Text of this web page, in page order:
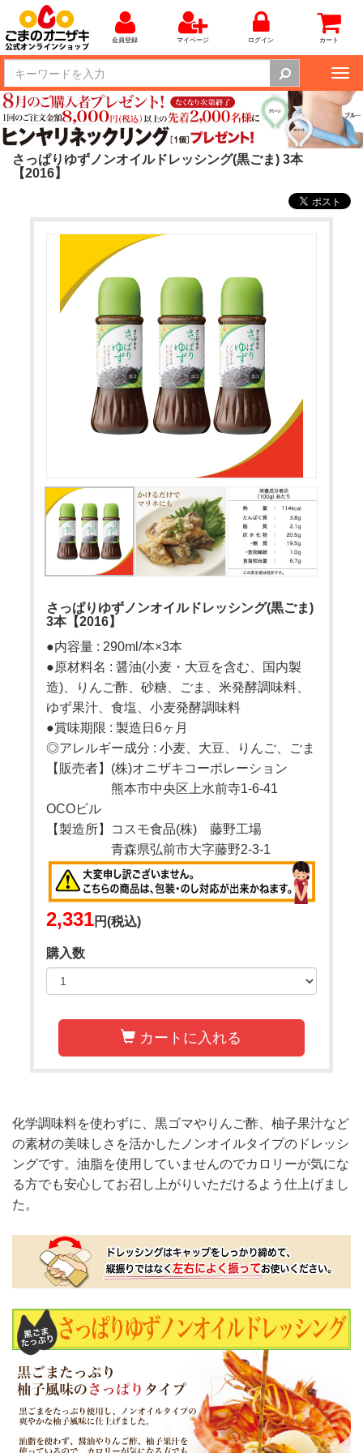
会員登録 マイページ ログイン カート
さっぱりゆずノンオイルドレッシング(黒ごま) 3本
【2016】
さっぱりゆずノンオイルドレッシング(黒ごま)
3本【2016】
●内容量 : 290ml/本×3本
●原材料名 : 醤油(小麦・大豆を含む、国内製
造)、りんご酢、砂糖、ごま、米発酵調味料、
ゆず果汁、食塩、小麦発酵調味料
●賞味期限 : 製造日6ヶ月
◎アレルギー成分 : 小麦、大豆、りんご、ごま
【販売者】(株)オニザキコーポレーション
熊本市中央区上水前寺1-6-41
OCOビル
【製造所】コスモ食品(株) 藤野工場
青森県弘前市大字藤野2-3-1
2,331円(税込)
購入数
カートに入れる
化学調味料を使わずに、黒ゴマやりんご酢、柚子果汁など
の素材の美味しさを活かしたノンオイルタイプのドレッシ
ングです。油脂を使用していませんのでカロリーが気にな
る方でも安心してお召し上がりいただけるよう仕上げまし
た。